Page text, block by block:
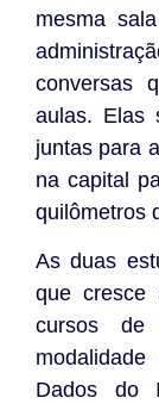
mesma
conversas
aulas. Elas
juntas para
na capital
quilômetros
As duas
que cresce
cursos de
Dados do